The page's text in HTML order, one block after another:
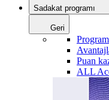
Sadakat programı
Geri
Puan
ALL